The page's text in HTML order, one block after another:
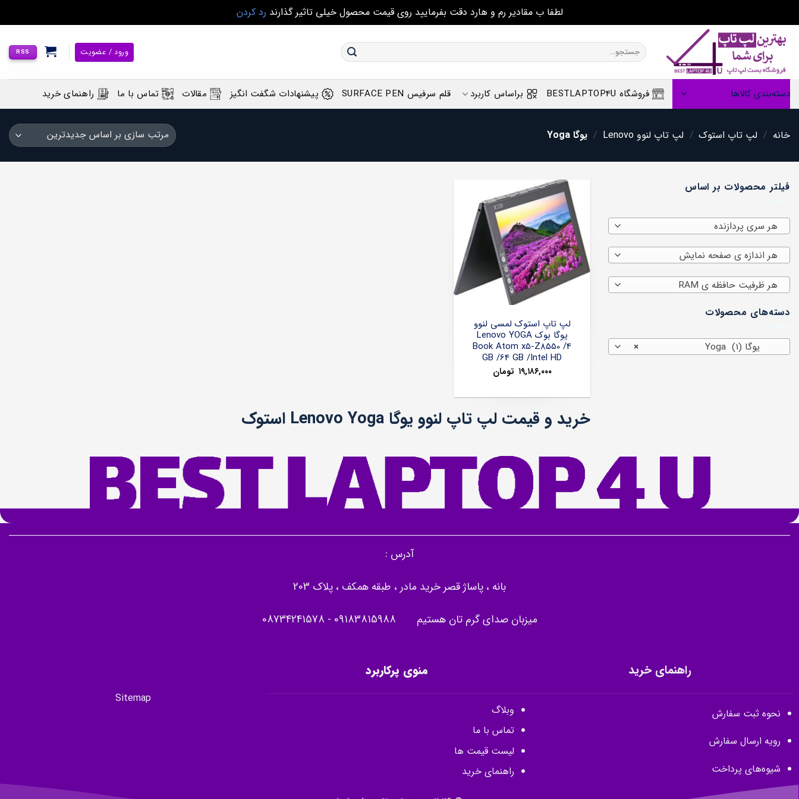
لطفا ب مقادیر رم و هارد دقت بفرمایید روی قیمت محصول خیلی تاثیر گذارند رد کردن
content
جستجو
برای:
ورود / عضویت RSS
دسته‌بندی کالاها فروشگاه BESTLAPTOP4U براساس کاربرد قلم سرفیس SURFACE PEN پیشنهادات شگفت انگیز مقالات تماس با ما راهنمای خرید
خانه / لپ تاپ استوک / لپ تاپ لنوو Lenovo / یوگا Yoga
فیلتر محصولات بر اساس
هر سری پردازنده
هر اندازه ی صفحه نمایش
هر ظرفیت حافظه ی RAM
دسته‌های محصولات
× یوگا Yoga (1)
لپ تاپ استوک لمسی لنوو
یوگا بوک Lenovo YOGA
Book Atom x5-Z8550 /4
GB /64 GB /Intel HD
۱۹,۱۸۶,۰۰۰ تومان
خرید و قیمت لپ تاپ لنوو یوگا Lenovo Yoga استوک
آدرس :
بانه ، پاساژ قصر خرید مادر ، طبقه همکف ، پلاک 203
میزبان صدای گرم تان هستیم 09183815988
-
08734241578
راهنمای خرید
نحوه ثبت سفارش
رویه ارسال سفارش
شیوه‌های پرداخت
منوی پرکاربرد
وبلاگ
تماس با ما
لیست قیمت ها
راهنمای خرید
Sitemap